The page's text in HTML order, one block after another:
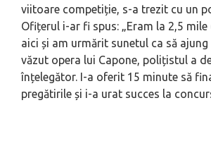
viitoare competiție, s-a trezit cu un
Ofițerul i-ar fi spus: „Eram la 2,5 mile
aici și am urmărit sunetul ca să ajung
văzut opera lui Capone, polițistul a
înțelegător. I-a oferit 15 minute să
pregătirile și i-a urat succes la